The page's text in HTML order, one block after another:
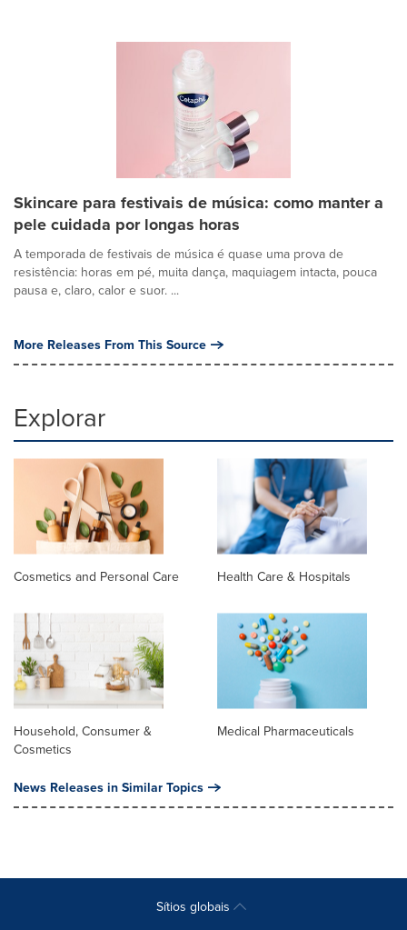
Skincare para festivais de música: como manter a
pele cuidada por longas horas
A temporada de festivais de música é quase uma prova de
resistência: horas em pé, muita dança, maquiagem intacta, pouca
pausa e, claro, calor e suor. ...
More Releases From This Source
Explorar
Cosmetics and Personal Care Health Care & Hospitals
Household, Consumer &
Cosmetics
Medical Pharmaceuticals
News Releases in Similar Topics
Sítios globais